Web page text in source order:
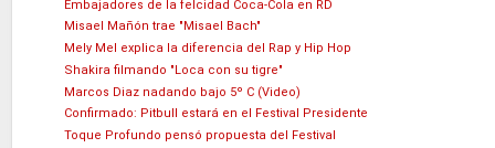
Embajadores de la felcidad Coca-Cola en RD
Misael Mañón trae "Misael Bach"
Mely Mel explica la diferencia del Rap y Hip Hop
Shakira filmando "Loca con su tigre"
Marcos Diaz nadando bajo 5º C (Video)
Confirmado: Pitbull estará en el Festival Presidente
Toque Profundo pensó propuesta del Festival